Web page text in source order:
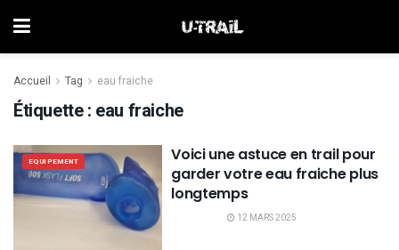
Accueil Tag eau fraiche
Étiquette : eau fraiche
EQUIPEMENT
Voici une astuce en trail pour
garder votre eau fraiche plus
longtemps
12 MARS 2025